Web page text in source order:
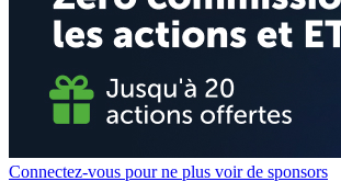
Connectez-vous pour ne plus voir de sponsors